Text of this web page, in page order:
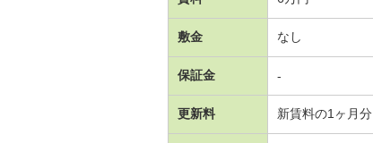
敷金 なし
保証金 -
更新料 新賃料の1ヶ月分